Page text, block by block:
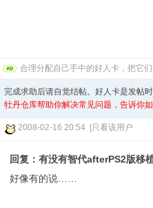
合理分配自己手中的好人卡，把它
完成求助后请自觉结帖。好人卡是发帖
牡丹仓库帮助你解决常见问题，告诉你
2008-02-16 20:54 只看该用户
回复：有没有智代afterPS2版移
好像有的说……